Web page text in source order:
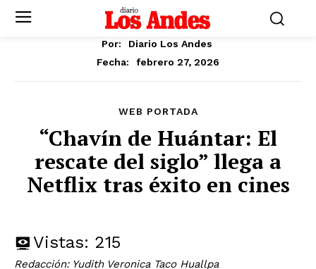
Por:
Diario Los Andes
Fecha:
febrero 27, 2026
WEB PORTADA
“Chavín de Huántar: El
rescate del siglo” llega a
Netflix tras éxito en cines
Vistas: 215
Redacción: Yudith Veronica Taco Huallpa